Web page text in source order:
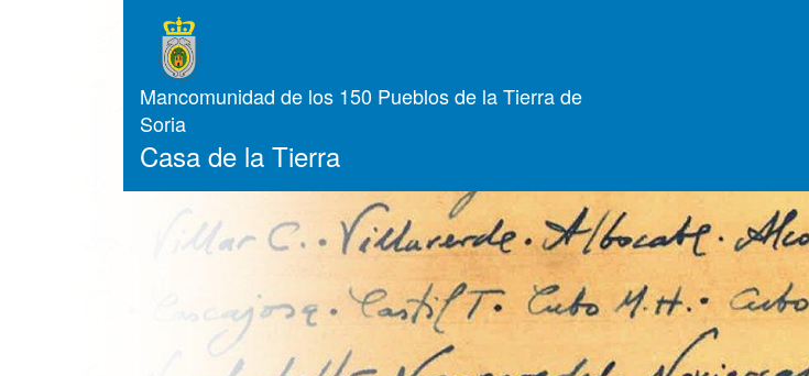
Mancomunidad de los 150 Pueblos de la Tierra de
Soria
Casa de la Tierra